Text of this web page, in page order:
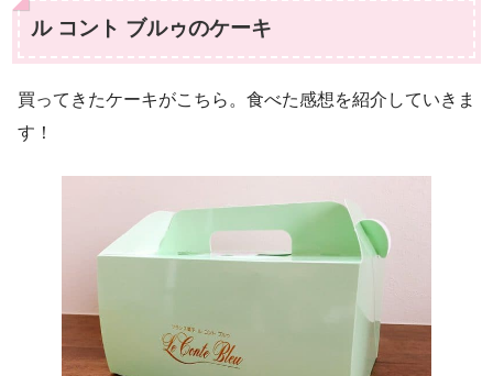
ル コント ブルゥのケーキ
買ってきたケーキがこちら。食べた感想を紹介していきま
す！